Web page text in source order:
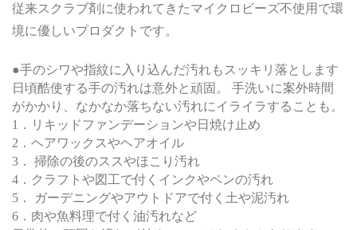
従来スクラブ剤に使われてきたマイクロビーズ不使用で環
境に優しいプロダクトです。
●手のシワや指紋に入り込んだ汚れもスッキリ落とします
日頃酷使する手の汚れは意外と頑固。 手洗いに案外時間
がかかり、なかなか落ちない汚れにイライラすることも。
1．リキッドファンデーションや日焼け止め
2．ヘアワックスやヘアオイル
3． 掃除の後のススやほこり汚れ
4．クラフトや図工で付くインクやペンの汚れ
5． ガーデニングやアウトドアで付く土や泥汚れ
6．肉や魚料理で付く油汚れなど